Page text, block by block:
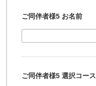
ご同伴者様5 お名前
ご同伴者様5 選択コース